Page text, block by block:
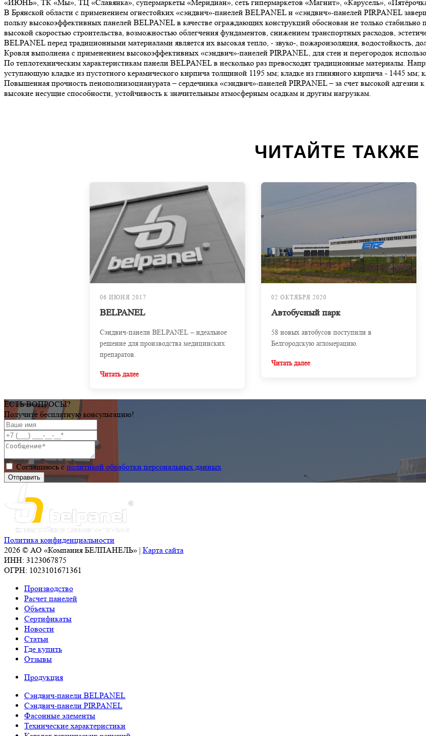
«ИЮНЬ», ТК «Мы», ТЦ «Славянка», супермаркеты «Меридиан», сеть гипермаркетов «Магнит», «Карусель»,
В Брянской области с применением огнестойких «сэндвич»-панелей BELPANEL и «сэндвич»-панелей PIRPANEL
пользу высокоэффективных панелей BELPANEL в качестве ограждающих конструкций обоснован не только
высокой скоростью строительства, возможностью облегчения фундаментов, снижением транспортных расходов,
BELPANEL перед традиционными материалами является их высокая тепло, - звуко-, пожароизоляция, водостойкость,
Кровля выполнена с применением высокоэффективных «сэндвич»-панелей PIRPANEL, для стен и перегородок
По теплотехническим характеристикам панели BELPANEL в несколько раз превосходят традиционные материалы.
уступающую кладке из пустотного керамического кирпича толщиной 1195 мм; кладке из глиняного кирпича - 1445 мм;
Повышенная прочность пенополиизоцианурата – сердечника «сэндвич»-панелей PIRPANEL – за счет высокой
высокие несущие способности, устойчивость к значительным атмосферным осадкам и другим нагрузкам.
ЧИТАЙТЕ ТАКЖЕ
06 ИЮНЯ 2017
BELPANEL
Сэндвич-панели BELPANEL – идеальное
решение для производства медицинских
препаратов.
Читать далее
02 ОКТЯБРЯ 2020
Автобусный парк
58 новых автобусов поступили в
Белгородскую агломерацию.
Читать далее
ЕСТЬ ВОПРОСЫ?
Получите бесплатную консультацию!
Соглашаюсь сполитикой обработки персональных данных
Политика конфиденциальности
2026 © АО «Компания БЕЛПАНЕЛЬ» | Карта сайта
ИНН: 3123067875
ОГРН: 1023101671361
Производство
Расчет панелей
Объекты
Сертификаты
Новости
Статьи
Где купить
Отзывы
Продукция
Сэндвич-панели BELPANEL
Сэндвич-панели PIRPANEL
Фасонные элементы
Технические характеристики